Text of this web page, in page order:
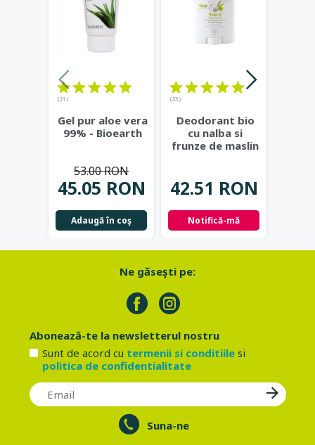
(21)
Gel pur aloe vera
99% - Bioearth
45.05 RON
53.00 RON
Adaugă în coş
(23)
Deodorant bio
cu nalba si
frunze de maslin
42.51 RON
Notifică-mă
Ne găseşti pe:
Abonează-te la newsletterul nostru
Sunt de acord cu termenii si conditiilesi
politica de confidentialitate
Suna-ne